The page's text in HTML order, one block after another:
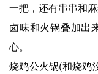
一把，还有串串和
卤味和火锅叠加出
心。
烧鸡公火锅(和烧鸡